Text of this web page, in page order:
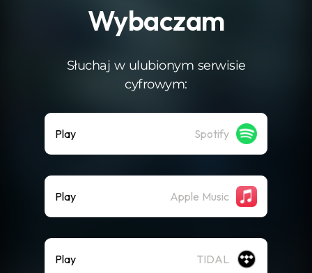
Wybaczam
Słuchaj w ulubionym serwisie
cyfrowym:
Play Spotify
Play Apple Music
Play TIDAL